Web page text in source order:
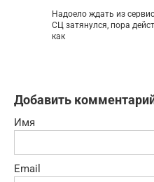
Надоело ждать из
СЦ затянулся, пора
как
Добавить
Имя
Email